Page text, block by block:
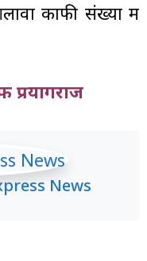
काफी संख्या में
प्रयागराज
News